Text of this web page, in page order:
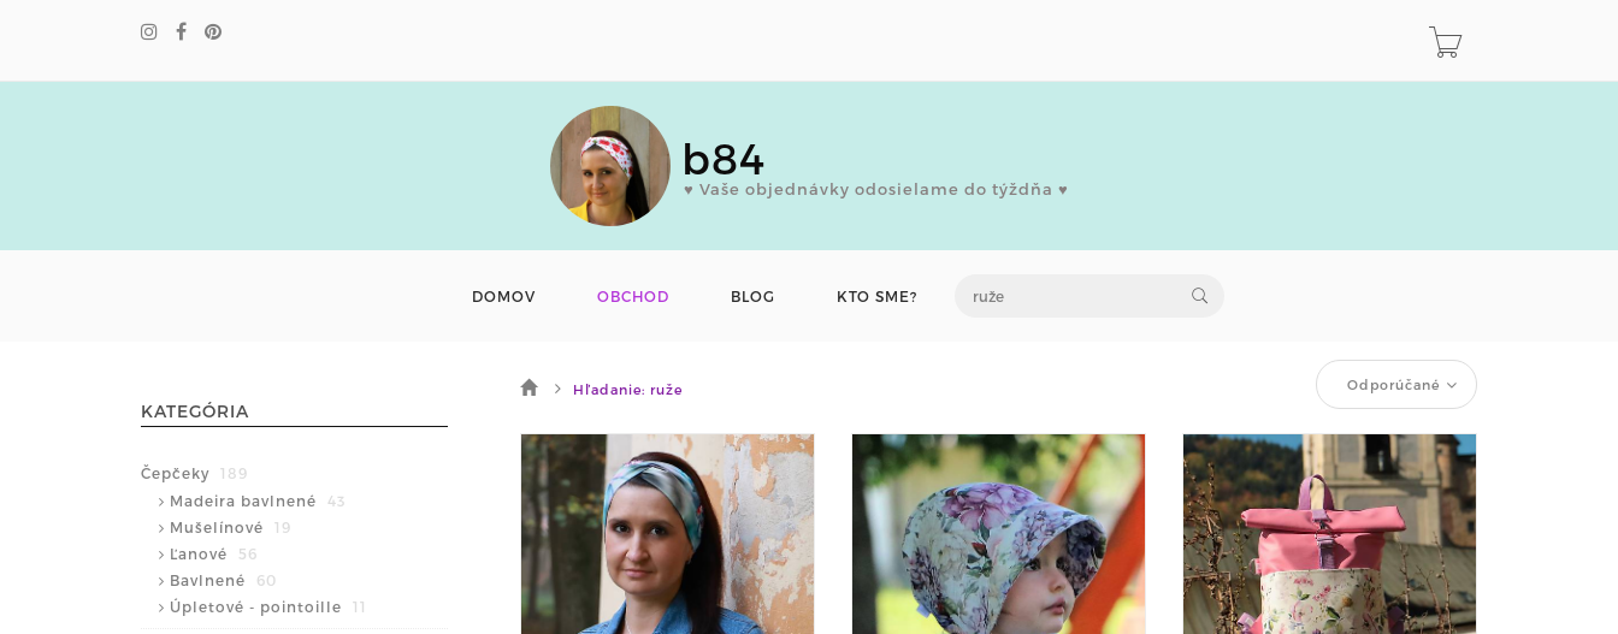
b84
♥ Vaše objednávky odosielame do týždňa ♥
DOMOV OBCHOD BLOG KTO SME?
KATEGÓRIA
Čepčeky
189
Madeira bavlnené
43
Mušelínové
19
Ľanové
56
Bavlnené
60
Úpletové - pointoille
11
Hľadanie: ruže Odporúčané